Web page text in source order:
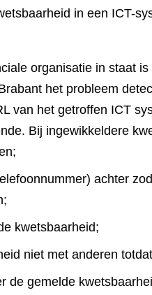
in een ICT-
organisatie in staat
het probleem
van het getroffen ICT
Bij ingewikkeldere
achter
kwetsbaarheid;
niet met anderen
de gemelde